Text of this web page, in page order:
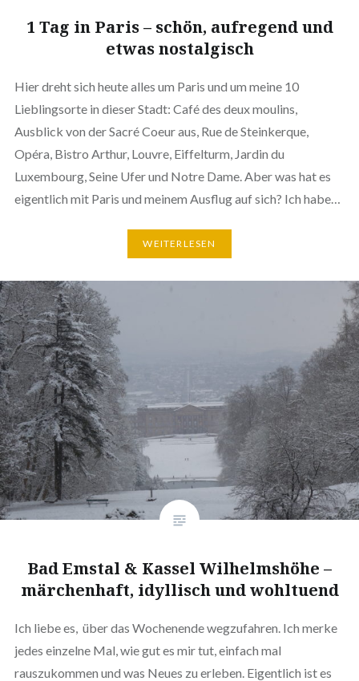
1 Tag in Paris – schön, aufregend und
etwas nostalgisch
Hier dreht sich heute alles um Paris und um meine 10
Lieblingsorte in dieser Stadt: Café des deux moulins,
Ausblick von der Sacré Coeur aus, Rue de Steinkerque,
Opéra, Bistro Arthur, Louvre, Eiffelturm, Jardin du
Luxembourg, Seine Ufer und Notre Dame. Aber was hat es
eigentlich mit Paris und meinem Ausflug auf sich? Ich habe…
WEITERLESEN
Bad Emstal & Kassel Wilhelmshöhe –
märchenhaft, idyllisch und wohltuend
Ich liebe es, über das Wochenende wegzufahren. Ich merke
jedes einzelne Mal, wie gut es mir tut, einfach mal
rauszukommen und was Neues zu erleben. Eigentlich ist es